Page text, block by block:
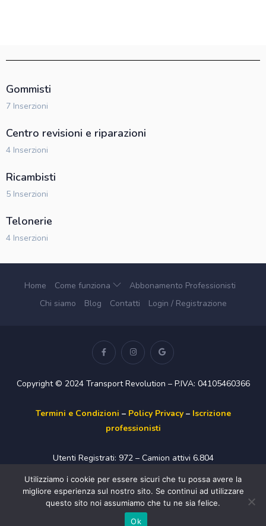
Gommisti
7 Inserzioni
Centro revisioni e riparazioni
4 Inserzioni
Ricambisti
5 Inserzioni
Telonerie
4 Inserzioni
Home Come funziona
Abbonamento Professionisti
Chi siamo
Blog Contatti Login / Registrazione
Copyright © 2024 Transport Revolution – P.IVA: 04105460366
Termini e Condizioni – Policy Privacy– Iscrizione
professionisti
Utenti Registrati: 972 – Camion attivi 6.804
Questo sito è protetto da Google reCAPTCHA v3 -
Working System
Utilizziamo i cookie per essere sicuri che tu possa avere la
migliore esperienza sul nostro sito. Se continui ad utilizzare
questo sito noi assumiamo che tu ne sia felice.
Ok